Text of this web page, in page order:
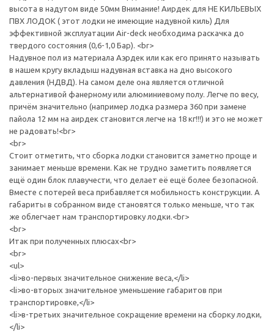
высота в надутом виде 50мм Внимание! Аирдек для НЕ КИЛЬЕВЫХ
ПВХ ЛОДОК ( этот лодки не имеющие надувной киль) Для
эффективной эксплуатации Air-deck необходима раскачка до
твердого состояния (0,6-1,0 Бар). <br>
Надувное пол из материала Аэрдек или как его принято называть
в нашем кругу вкладыш надувная вставка на дно высокого
давления (НДВД). На самом деле она является отличной
альтернативой фанерному или алюминиевому полу. Легче по весу,
причём значительно (например лодка размера 360 при замене
пайола 12 мм на аирдек становится легче на 18 кг!!!) и это не может
не радовать!<br>
<br>
Стоит отметить, что сборка лодки становится заметно проще и
занимает меньше времени. Как не трудно заметить появляется
ещё один блок плавучести, что делает её ещё более безопасной.
Вместе с потерей веса прибавляется мобильность конструкции. А
габариты в собранном виде становятся только меньше, что так
же облегчает нам транспортировку лодки.<br>
<br>
Итак при полученных плюсах<br>
<br>
<ul>
<li>во-первых значительное снижение веса,</li>
<li>во-вторых значительное уменьшение габаритов при
транспортировке,</li>
<li>в-третьих значительное сокращение времени на сборку лодки,
</li>